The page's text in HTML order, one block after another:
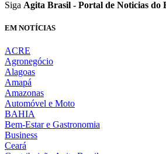
Siga Agita Brasil - Portal de Noticias do
EM NOTÍCIAS
ACRE
Agronegócio
Alagoas
Amapá
Amazonas
Automóvel e Moto
BAHIA
Bem-Estar e Gastronomia
Business
Ceará